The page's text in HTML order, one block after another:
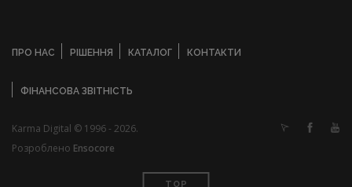
ПРО НАС РІШЕННЯ КАТАЛОГ КОНТАКТИ
ФІНАНСОВА ЗВІТНІСТЬ
Karma Digital © 1996 - 2026.
Розроблено Ensocore
TOP